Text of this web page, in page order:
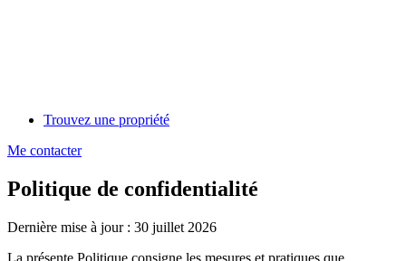
Trouvez une propriété
Me contacter
Politique de confidentialité
Dernière mise à jour : 30 juillet 2026
La présente Politique consigne les mesures et pratiques que